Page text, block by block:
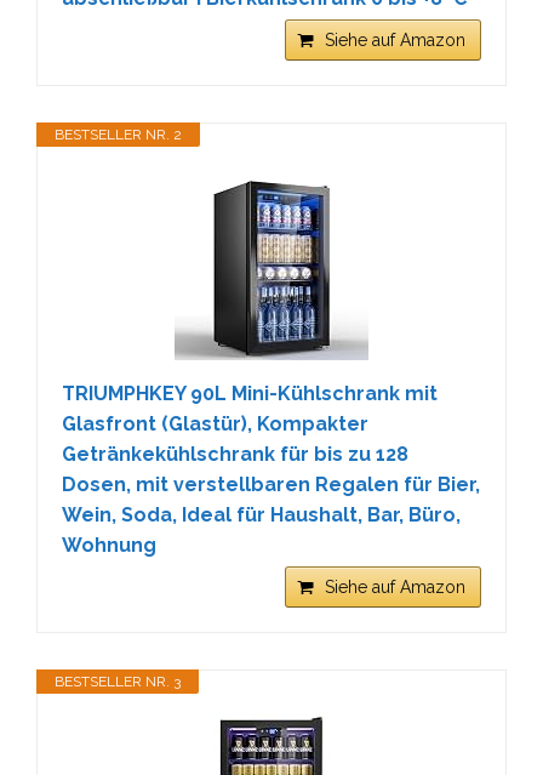
Siehe auf Amazon
BESTSELLER NR. 2
TRIUMPHKEY 90L Mini-Kühlschrank mit
Glasfront (Glastür), Kompakter
Getränkekühlschrank für bis zu 128
Dosen, mit verstellbaren Regalen für Bier,
Wein, Soda, Ideal für Haushalt, Bar, Büro,
Wohnung
Siehe auf Amazon
BESTSELLER NR. 3